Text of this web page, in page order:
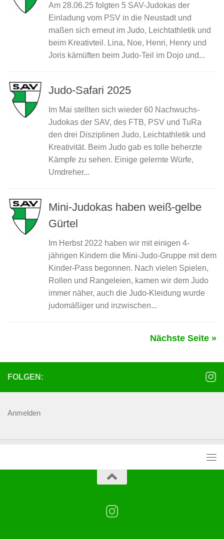
Am 28.06.25 folgten 5 SAV-Judokas der
Einladung vom PSV in die Neustadt und
maßen sich erneut im Judo, Leichtathletik und
beim Kreativteil. Lina, Noe, Henri, Henry und
Joris kämüften beim Judo-Teil im Dojo und...
Judo-Safari 2025
Im Mai stellten sich wieder 60 Nachwuchs-
Judokas der SAV, des FTB, PSV und TuRa
den drei Disziplinen Judo, Leichtathletik und
Kreativität. Beim Judo gab es tolle beherzte
Kämpfe zu sehen. Einige gelernte Würfe,
Umdreher...
Mini-Judokas haben weiß-gelbe
Gürtel
Im Herbst 2022 haben wir mit einigen 4-
jährigen Kindern die Mini-Judo-Gruppe mit dem
Kinder-Pass begonnen. Nach vielen Spielen,
Rollen und Rangeleien, kamen wir dem Judo
immer näher, auch die Judo-Kleidung wurde
judomäßiger und inzwischen...
Nächste Seite »
FOLGEN:
Anmelden